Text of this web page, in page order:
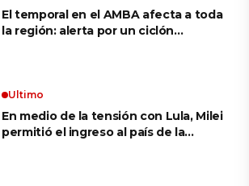
El temporal en el AMBA afecta a toda
la región: alerta por un ciclón
Ultimo
En medio de la tensión con Lula, Milei
permitió el ingreso al país de la